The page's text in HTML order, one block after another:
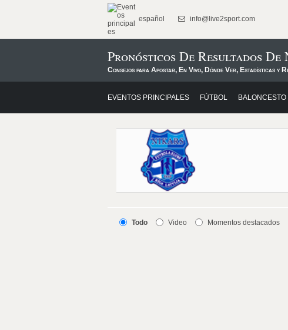
español info@live2sport.com
Pronósticos De Resultados
Consejos para Apostar, En Vivo, Dónde Ver, Estadísticas y
EVENTOS PRINCIPALES FÚTBOL BALONCESTO
Todo Video Momentos destacados